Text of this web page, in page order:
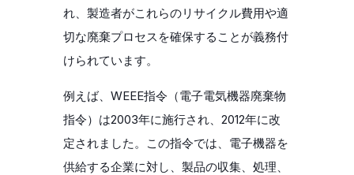
れ、製造者がこれらのリサイクル費用や適
切な廃棄プロセスを確保することが義務付
けられています。
例えば、WEEE指令（電子電気機器廃棄物
指令）は2003年に施行され、2012年に改
定されました。この指令では、電子機器を
供給する企業に対し、製品の収集、処理、